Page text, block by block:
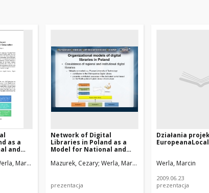
as a
and
Marcin
Network of Digital
Libraries in Poland as a
Model for National and
Mazurek, Cezary Werla, Marcin
prezentacja
Działania
Werla, Marcin
2009.06.23
prezentacja